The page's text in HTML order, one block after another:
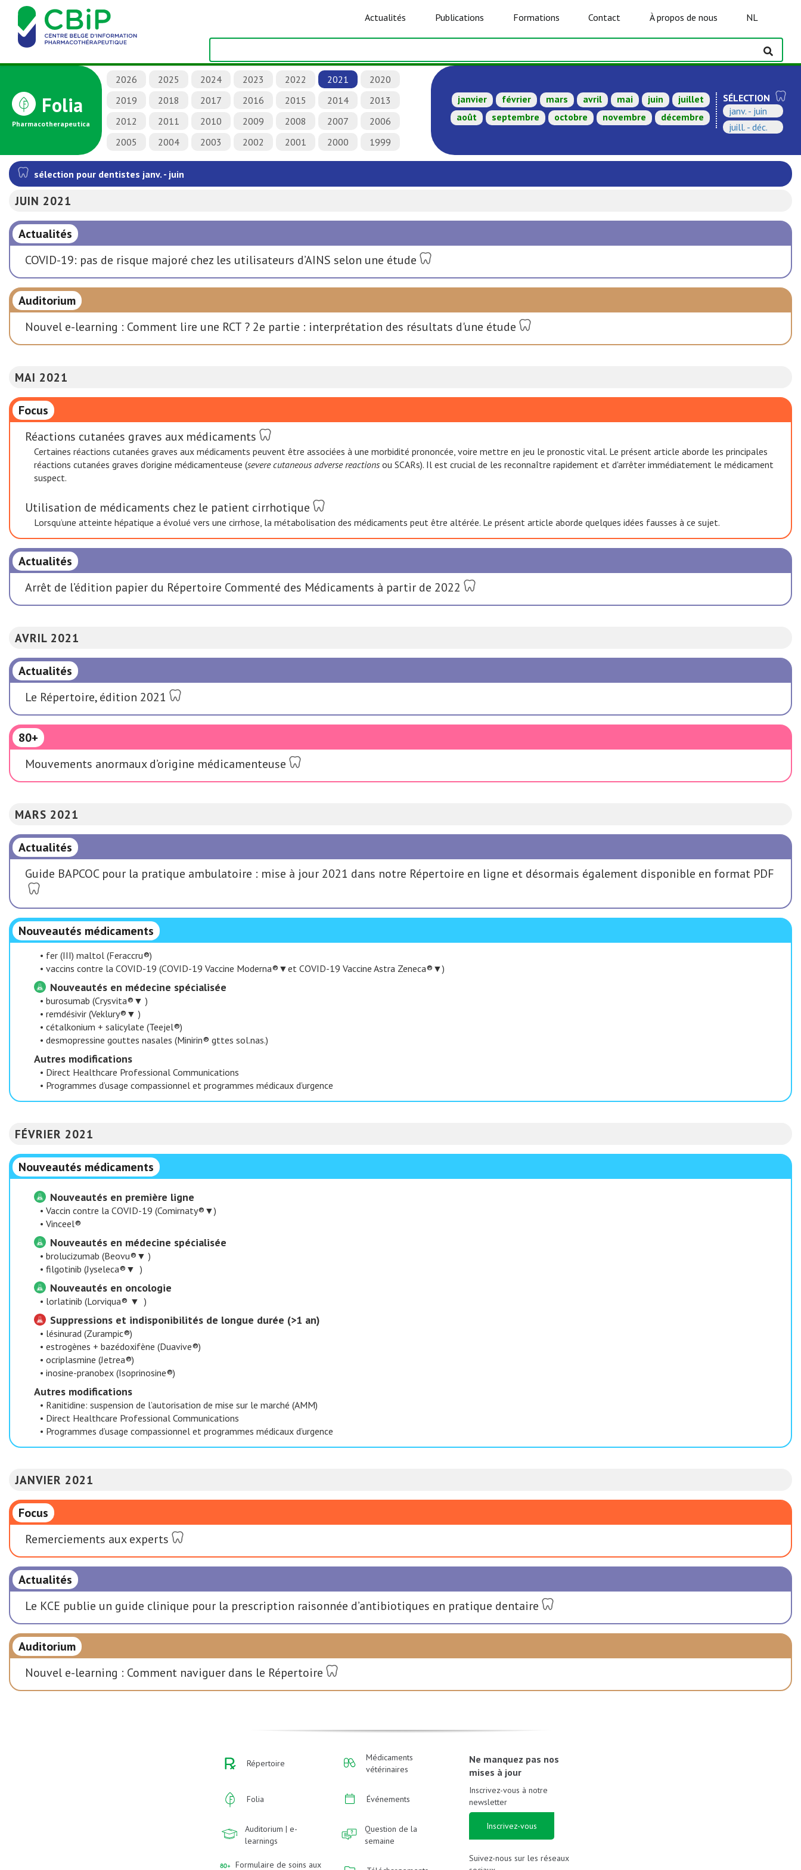
Actualités Publications Formations Contact À propos de nous NL
Folia
Pharmacotherapeutica
2026 2025 2024 2023 2022 2021
2020
2019
2018 2017 2016 2015 2014
2013
2012
2011 2010 2009 2008 2007
2006
2005
2004 2003 2002 2001 2000 1999
janvier février mars avril mai juin
juillet
août
septembre octobre novembre décembre
SÉLECTION
janv. - juin
juill. - déc.
sélection pour dentistes janv. - juin
JUIN 2021
Actualités
COVID-19: pas de risque majoré chez les utilisateurs d’AINS selon une étude
Auditorium
Nouvel e-learning : Comment lire une RCT ? 2e partie : interprétation des résultats d'une étude
MAI 2021
Focus
Réactions cutanées graves aux médicaments
Certaines réactions cutanées graves aux médicaments peuvent être associées à une morbidité prononcée, voire mettre en jeu le pronostic vital. Le présent article aborde les principales
réactions cutanées graves d’origine médicamenteuse (severe cutaneous adverse reactions ou SCARs). Il est crucial de les reconnaître rapidement et d'arrêter immédiatement le médicament
suspect.
Utilisation de médicaments chez le patient cirrhotique
Lorsqu’une atteinte hépatique a évolué vers une cirrhose, la métabolisation des médicaments peut être altérée. Le présent article aborde quelques idées fausses à ce sujet.
Actualités
Arrêt de l’édition papier du Répertoire Commenté des Médicaments à partir de 2022
AVRIL 2021
Actualités
Le Répertoire, édition 2021
80+
Mouvements anormaux d’origine médicamenteuse
MARS 2021
Actualités
Guide BAPCOC pour la pratique ambulatoire : mise à jour 2021 dans notre Répertoire en ligne et désormais également disponible en format PDF
Nouveautés médicaments
• fer (III) maltol (Feraccru®)
• vaccins contre la COVID-19 (COVID-19 Vaccine Moderna®▼et COVID-19 Vaccine Astra Zeneca®▼)
Nouveautés en médecine spécialisée
• burosumab (Crysvita®▼ )
• remdésivir (Veklury®▼ )
• cétalkonium + salicylate (Teejel®)
• desmopressine gouttes nasales (Minirin® gttes sol.nas.)
Autres modifications
• Direct Healthcare Professional Communications
• Programmes d’usage compassionnel et programmes médicaux d’urgence
FÉVRIER 2021
Nouveautés médicaments
Nouveautés en première ligne
• Vaccin contre la COVID-19 (Comirnaty®▼)
• Vinceel®
Nouveautés en médecine spécialisée
• brolucizumab (Beovu®▼ )
• filgotinib (Jyseleca®▼ )
Nouveautés en oncologie
• lorlatinib (Lorviqua® ▼ )
Suppressions et indisponibilités de longue durée (>1 an)
• lésinurad (Zurampic®)
• estrogènes + bazédoxifène (Duavive®)
• ocriplasmine (Jetrea®)
• inosine-pranobex (Isoprinosine®)
Autres modifications
• Ranitidine: suspension de l’autorisation de mise sur le marché (AMM)
• Direct Healthcare Professional Communications
• Programmes d’usage compassionnel et programmes médicaux d’urgence
JANVIER 2021
Focus
Remerciements aux experts
Actualités
Le KCE publie un guide clinique pour la prescription raisonnée d’antibiotiques en pratique dentaire
Auditorium
Nouvel e-learning : Comment naviguer dans le Répertoire
Répertoire
Folia
Auditorium | e-
learnings
Formulaire de soins aux
Médicaments
vétérinaires
Événements
Question de la
semaine
Ne manquez pas nos
mises à jour
Inscrivez-vous à notre
newsletter
Inscrivez-vous
Suivez-nous sur les réseaux